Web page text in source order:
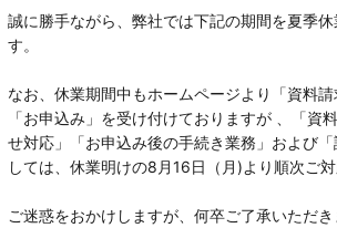
誠に勝手ながら、弊社では下記の期間を夏季
す。
なお、休業期間中もホームページより「資料請
「お申込み」を受け付けておりますが 、「資
せ対応」「お申込み後の手続き業務」および
しては、休業明けの8月16日（月)より順次ご対
ご迷惑をおかけしますが、何卒ご了承いただ